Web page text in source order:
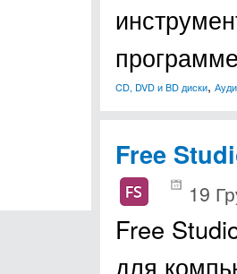
CD, DVD и BD диски,
Free
19
Free
для